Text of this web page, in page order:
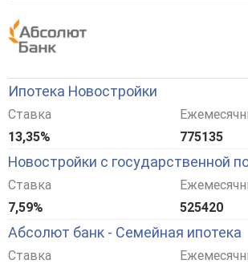
Ипотека Новостройки
Ставка
13,35%
775135
Новостройки с государственной
Ставка
7,59%
525420
Абсолют банк - Семейная ипотека
Ставка